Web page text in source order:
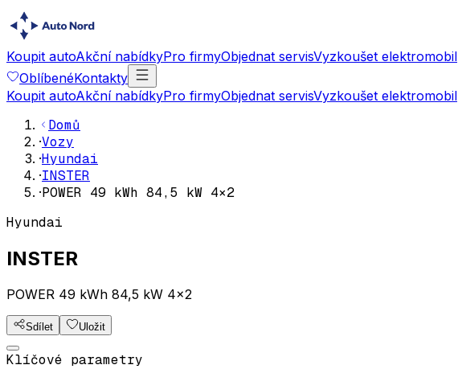
Koupit autoAkční nabídkyPro firmyObjednat servisVyzkoušet elektromobil
OblíbenéKontakty
Koupit autoAkční nabídkyPro firmyObjednat servisVyzkoušet elektromobil
Domů
·Vozy
·Hyundai
·INSTER
·POWER 49 kWh 84,5 kW 4×2
Hyundai
INSTER
POWER 49 kWh 84,5 kW 4×2
Sdílet Uložit
Klíčové parametry